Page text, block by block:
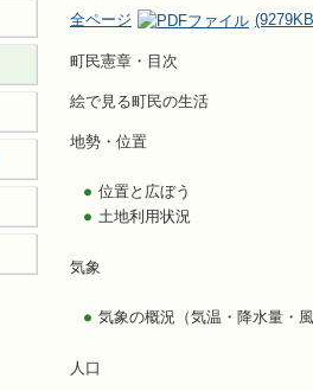
全ページ
町民憲章・目次
絵で見る町民の生活
地勢・位置
位置と広ぼう
土地利用状況
気象
気象の概況（気温・降水量・
人口